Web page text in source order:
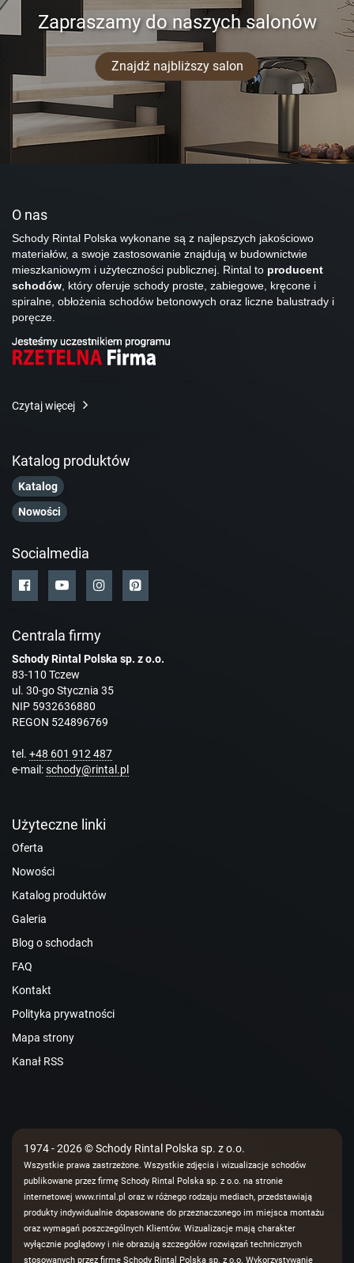
Zapraszamy do naszych salonów
Znajdź najbliższy salon
O nas
Schody Rintal Polska wykonane są z najlepszych jakościowo
materiałów, a swoje zastosowanie znajdują w budownictwie
mieszkaniowym i użyteczności publicznej. Rintal to producent
schodów, który oferuje schody proste, zabiegowe, kręcone i
spiralne, obłożenia schodów betonowych oraz liczne balustrady i
poręcze.
Czytaj więcej
Katalog produktów
Katalog
Nowości
Socialmedia
Centrala firmy
Schody Rintal Polska sp. z o.o.
83-110 Tczew
ul. 30-go Stycznia 35
NIP 5932636880
REGON 524896769
tel. +48 601 912 487
e-mail:schody@rintal.pl
Użyteczne linki
Oferta
Nowości
Katalog produktów
Galeria
Blog o schodach
FAQ
Kontakt
Polityka prywatności
Mapa strony
Kanał RSS
1974 - 2026 © Schody Rintal Polska sp. z o.o.
Wszystkie prawa zastrzeżone. Wszystkie zdjęcia i wizualizacje schodów
publikowane przez firmę Schody Rintal Polska sp. z o.o. na stronie
internetowej www.rintal.pl oraz w różnego rodzaju mediach, przedstawiają
produkty indywidualnie dopasowane do przeznaczonego im miejsca montażu
oraz wymagań poszczególnych Klientów. Wizualizacje mają charakter
wyłącznie poglądowy i nie obrazują szczegółów rozwiązań technicznych
stosowanych przez firmę Schody Rintal Polska sp. z o.o. Wykorzystywanie